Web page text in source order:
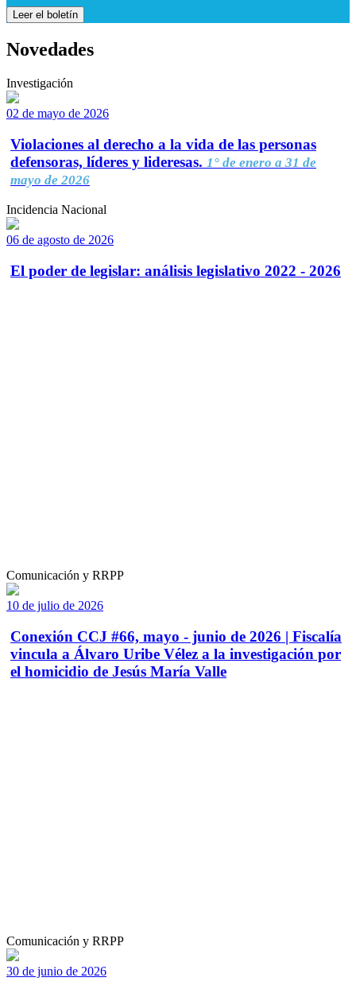
Leer el boletín
Novedades
Investigación
02 de mayo de 2026
Violaciones al derecho a la vida de las personas
defensoras, líderes y lideresas. 1° de enero a 31 de
mayo de 2026
Incidencia Nacional
06 de agosto de 2026
El poder de legislar: análisis legislativo 2022 - 2026
Comunicación y RRPP
10 de julio de 2026
Conexión CCJ #66, mayo - junio de 2026 | Fiscalía
vincula a Álvaro Uribe Vélez a la investigación por
el homicidio de Jesús María Valle
Comunicación y RRPP
30 de junio de 2026